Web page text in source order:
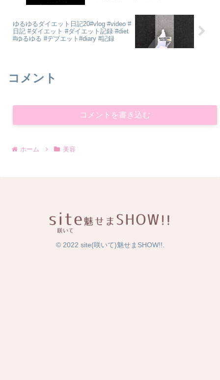
ゆるゆるダイエット日記20#vlog #video #
日記 #ダイエット #ダイエット記録 #diet
#ゆるゆる #デブエット#diary #記録
コメント
コメントを書き込む
ホーム 美容
© 2022 site(咲いて)魅せまSHOW!!.